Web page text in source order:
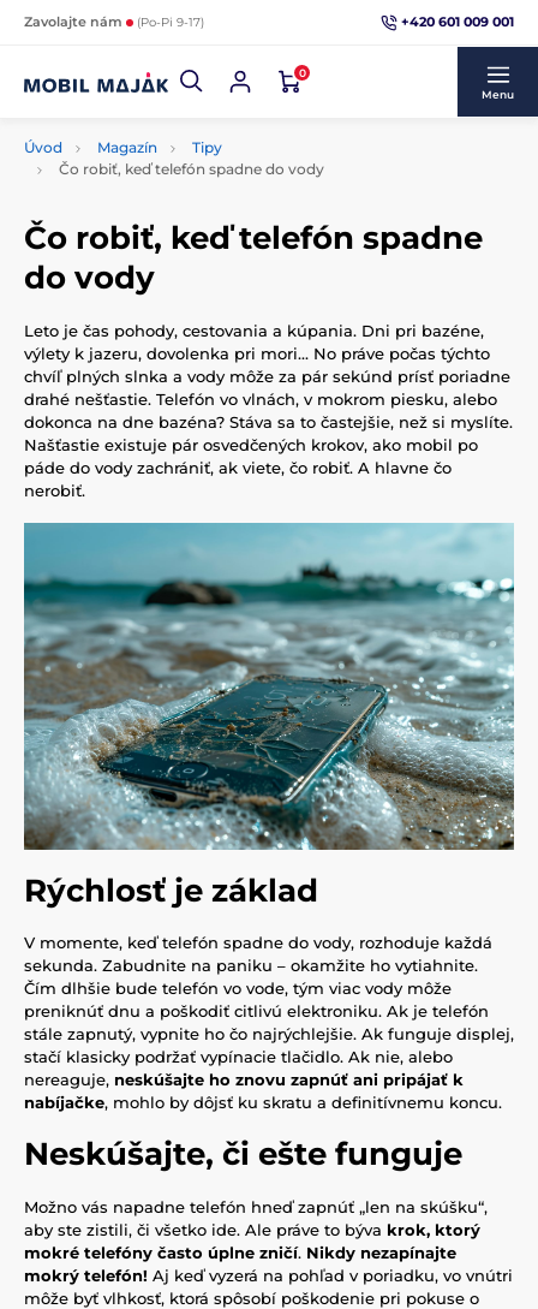
Zavolajte nám (Po-Pi 9-17) +420 601 009 001
0
Menu
Úvod Magazín
Tipy
Čo robiť, keď telefón spadne do vody
Čo robiť, keď telefón spadne
do vody
Leto je čas pohody, cestovania a kúpania. Dni pri bazéne,
výlety k jazeru, dovolenka pri mori... No práve počas týchto
chvíľ plných slnka a vody môže za pár sekúnd prísť poriadne
drahé nešťastie. Telefón vo vlnách, v mokrom piesku, alebo
dokonca na dne bazéna? Stáva sa to častejšie, než si myslíte.
Našťastie existuje pár osvedčených krokov, ako mobil po
páde do vody zachrániť, ak viete, čo robiť. A hlavne čo
nerobiť.
Rýchlosť je základ
V momente, keď telefón spadne do vody, rozhoduje každá
sekunda. Zabudnite na paniku – okamžite ho vytiahnite.
Čím dlhšie bude telefón vo vode, tým viac vody môže
preniknúť dnu a poškodiť citlivú elektroniku. Ak je telefón
stále zapnutý, vypnite ho čo najrýchlejšie. Ak funguje displej,
stačí klasicky podržať vypínacie tlačidlo. Ak nie, alebo
nereaguje, neskúšajte ho znovu zapnúť ani pripájať k
nabíjačke, mohlo by dôjsť ku skratu a definitívnemu koncu.
Neskúšajte, či ešte funguje
Možno vás napadne telefón hneď zapnúť „len na skúšku“,
aby ste zistili, či všetko ide. Ale práve to býva krok, ktorý
mokré telefóny často úplne zničí. Nikdy nezapínajte
mokrý telefón! Aj keď vyzerá na pohľad v poriadku, vo vnútri
môže byť vlhkosť, ktorá spôsobí poškodenie pri pokuse o